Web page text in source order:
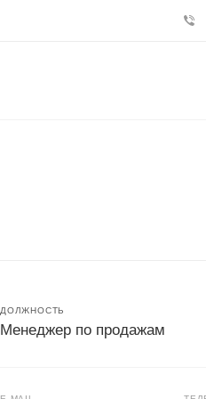
ДОЛЖНОСТЬ
Менеджер по продажам